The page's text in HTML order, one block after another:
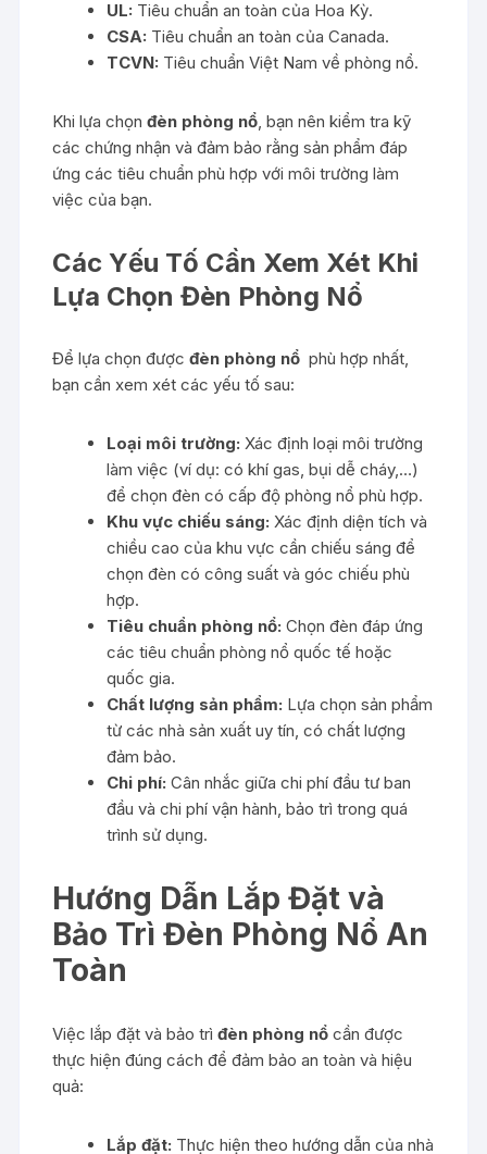
UL: Tiêu chuẩn an toàn của Hoa Kỳ.
CSA: Tiêu chuẩn an toàn của Canada.
TCVN: Tiêu chuẩn Việt Nam về phòng nổ.
Khi lựa chọnđèn phòng nổ, bạn nên kiểm tra kỹ
các chứng nhận và đảm bảo rằng sản phẩm đáp
ứng các tiêu chuẩn phù hợp với môi trường làm
việc của bạn.
Các Yếu Tố Cần Xem Xét Khi
Lựa Chọn Đèn Phòng Nổ
Để lựa chọn đượcđèn phòng nổ phù hợp nhất,
bạn cần xem xét các yếu tố sau:
Loại môi trường: Xác định loại môi trường
làm việc (ví dụ: có khí gas, bụi dễ cháy,…)
để chọn đèn có cấp độ phòng nổ phù hợp.
Khu vực chiếu sáng: Xác định diện tích và
chiều cao của khu vực cần chiếu sáng để
chọn đèn có công suất và góc chiếu phù
hợp.
Tiêu chuẩn phòng nổ: Chọn đèn đáp ứng
các tiêu chuẩn phòng nổ quốc tế hoặc
quốc gia.
Chất lượng sản phẩm: Lựa chọn sản phẩm
từ các nhà sản xuất uy tín, có chất lượng
đảm bảo.
Chi phí: Cân nhắc giữa chi phí đầu tư ban
đầu và chi phí vận hành, bảo trì trong quá
trình sử dụng.
Hướng Dẫn Lắp Đặt và
Bảo Trì Đèn Phòng Nổ An
Toàn
Việc lắp đặt và bảo trìđèn phòng nổ cần được
thực hiện đúng cách để đảm bảo an toàn và hiệu
quả:
Lắp đặt: Thực hiện theo hướng dẫn của nhà